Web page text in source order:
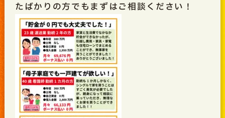
たばかりの方でもまずはご相談ください！